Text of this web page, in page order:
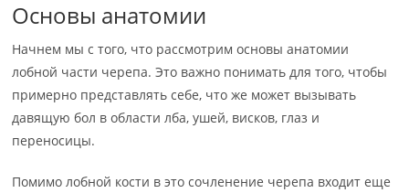
Основы анатомии
Начнем мы с того, что рассмотрим основы анатомии
лобной части черепа. Это важно понимать для того, чтобы
примерно представлять себе, что же может вызывать
давящую бол в области лба, ушей, висков, глаз и
переносицы.
Помимо лобной кости в это сочленение черепа входит еще